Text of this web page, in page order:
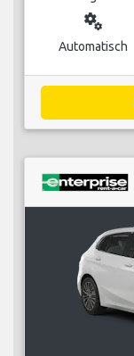
miscellaneous_services
Automatisch